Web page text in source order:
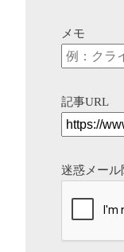
メモ
記事URL
迷惑メール